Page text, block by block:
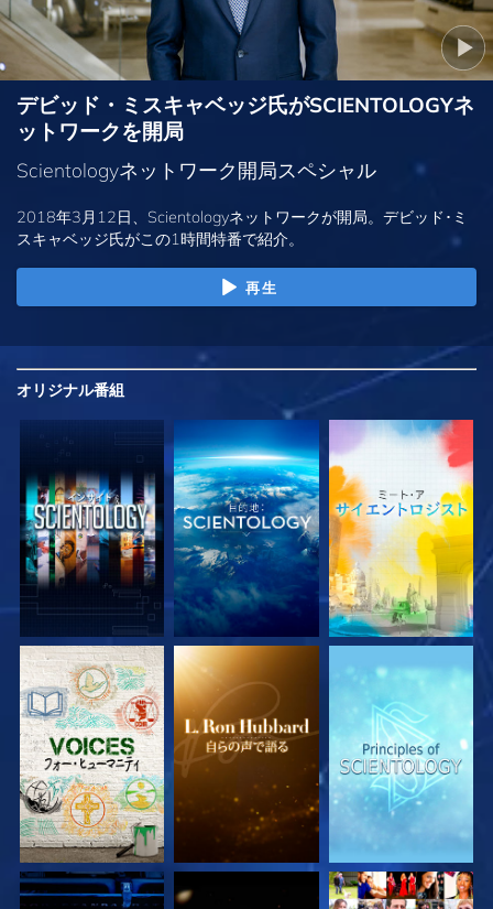
デビッド・ミスキャベッジ氏がSCIENTOLOGYネ
ットワークを開局
Scientologyネットワーク開局スペシャル
2018年3月12日、Scientologyネットワークが開局。デビッド･ミ
スキャベッジ氏がこの1時間特番で紹介。
再生
オリジナル番組
シリーズを探求 シリーズを探求 シリーズを探求